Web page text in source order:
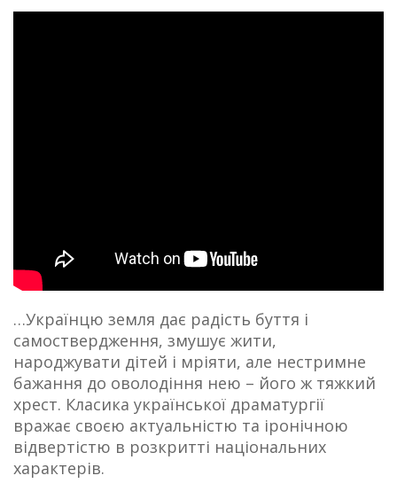
…Українцю земля дає радість буття і
самоствердження, змушує жити,
народжувати дітей і мріяти, але нестримне
бажання до оволодіння нею – його ж тяжкий
хрест. Класика української драматургії
вражає своєю актуальністю та іронічною
відвертістю в розкритті національних
характерів.